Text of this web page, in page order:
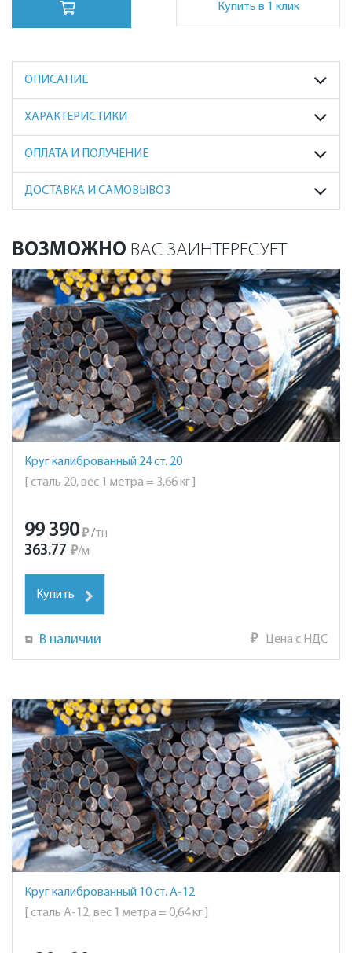
Купить в 1 клик
ОПИСАНИЕ
ХАРАКТЕРИСТИКИ
ОПЛАТА И ПОЛУЧЕНИЕ
ДОСТАВКА И САМОВЫВОЗ
ВОЗМОЖНО ВАС ЗАИНТЕРЕСУЕТ
Круг калиброванный 24 ст. 20
[ сталь 20, вес 1 метра = 3,66 кг ]
99 390₽ /тн
363.77 ₽/м
Купить
В наличии ₽ Цена с НДС
Круг калиброванный 10 ст. А-12
[ сталь А-12, вес 1 метра = 0,64 кг ]